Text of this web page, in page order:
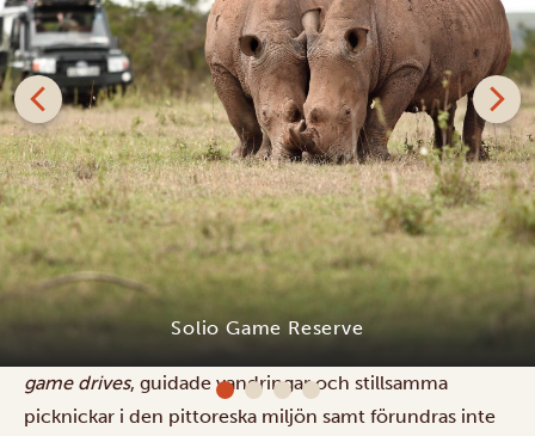
Solio Game Reserve
Solio Ranch Conservancy är ett privatägt och mycket
speciellt viltreservat. Det är omgivet av storslagna
landskap är den tidigare ranchen helgad åt att rädda
och skydda noshörningar i Kenya. Njut av spännande
game drives, guidade vandringar och stillsamma
picknickar i den pittoreska miljön samt förundras inte